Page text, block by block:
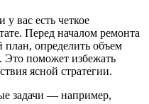
вас есть четкое
Перед началом ремонта
план, определить объем
Это поможет избежать
ясной стратегии.
задачи — например,